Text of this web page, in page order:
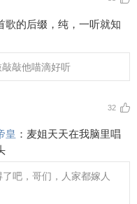
歌的后缀，纯，一听就知
敲他喵滴好听
32
皇 ： 麦姐天天在我脑里唱
了吧，哥们，人家都嫁人